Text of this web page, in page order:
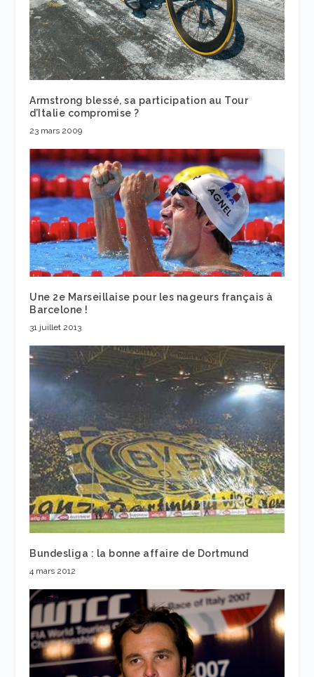
Armstrong blessé, sa participation au Tour
d’Italie compromise ?
23 mars 2009
Une 2e Marseillaise pour les nageurs français à
Barcelone !
31 juillet 2013
Bundesliga : la bonne affaire de Dortmund
4 mars 2012